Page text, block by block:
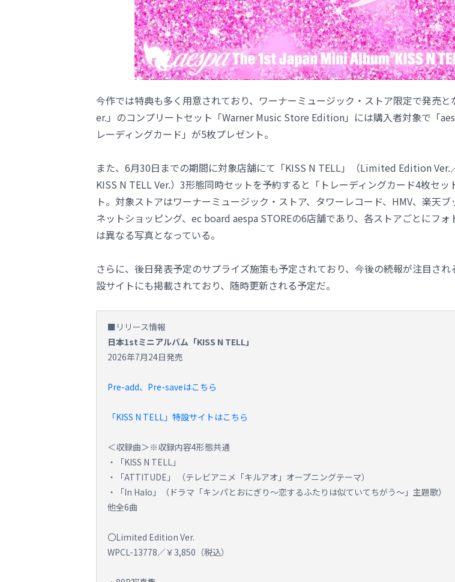
今作では特典も多く用意されており、ワーナーミュージック・ストア限定で発売
er.」のコンプリートセット「Warner Music Store Edition」には購入者対象で「
レーディングカード」が5枚プレゼント。
また、6月30日までの期間に対象店舗にて「KISS N TELL」（Limited Edition Ver.
KISS N TELL Ver.）3形態同時セットを予約すると「トレーディングカード4枚セッ
ト。対象ストアはワーナーミュージック・ストア、タワーレコード、HMV、楽天
ネットショッピング、ec board aespa STOREの6店舗であり、各ストアごとにフォ
は異なる写真となっている。
さらに、後日発表予定のサプライズ施策も予定されており、今後の続報が注目さ
設サイトにも掲載されており、随時更新される予定だ。
■リリース情報
日本1stミニアルバム「KISS N TELL」
2026年7月24日発売
Pre-add、Pre-saveはこちら
「KISS N TELL」特設サイトはこちら
＜収録曲＞※収録内容4形態共通
・「KISS N TELL」
・「ATTITUDE」 （テレビアニメ「キルアオ」オープニングテーマ）
・「In Halo」（ドラマ「キンパとおにぎり～恋するふたりは似ていてちがう～」主題歌）
他全6曲
〇Limited Edition Ver.
WPCL-13778／￥3,850（税込）